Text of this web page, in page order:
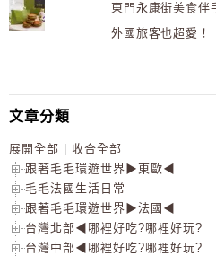
東門永康街美食伴
外國旅客也超愛！
文章分類
展開全部
收合全部
跟著毛毛環遊世界▶東歐◀
毛毛法國生活日常
跟著毛毛環遊世界▶法國◀
台灣北部◀哪裡好吃?哪裡好玩?
台灣中部◀哪裡好吃?哪裡好玩?